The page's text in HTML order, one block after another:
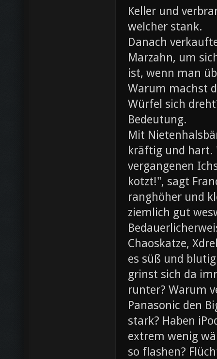
Keller und
welcher stank.
Danach
Marzahn, um
ist, wenn man
Warum machst
Würfel sich
Bedeutung.
Mit
kräftig und hart.
vergangenen
kotzt!", sagt
ranghöher und
ziemlich gut
Chaoskatze,
es süß und
grinst sich da
runter? Warum
Panasonic den
stark? Haben
extrem wenig
so flashen?